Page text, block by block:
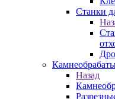
Станки
Назад